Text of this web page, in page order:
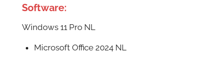
Software:
Windows 11 Pro NL
Microsoft Office 2024 NL